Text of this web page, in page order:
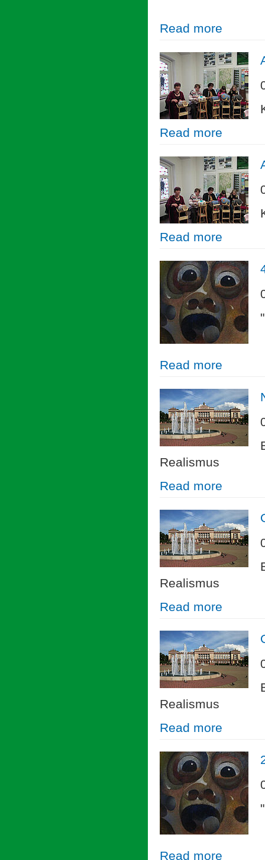
Read more
Read more
Read more
Read more
Realismus
Read more
Realismus
Read more
Realismus
Read more
Read more